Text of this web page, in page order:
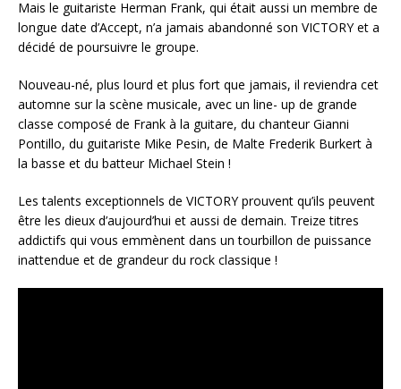
Mais le guitariste Herman Frank, qui était aussi un membre de
longue date d’Accept, n’a jamais abandonné son VICTORY et a
décidé de poursuivre le groupe.
Nouveau-né, plus lourd et plus fort que jamais, il reviendra cet
automne sur la scène musicale, avec un line- up de grande
classe composé de Frank à la guitare, du chanteur Gianni
Pontillo, du guitariste Mike Pesin, de Malte Frederik Burkert à
la basse et du batteur Michael Stein !
Les talents exceptionnels de VICTORY prouvent qu’ils peuvent
être les dieux d’aujourd’hui et aussi de demain. Treize titres
addictifs qui vous emmènent dans un tourbillon de puissance
inattendue et de grandeur du rock classique !